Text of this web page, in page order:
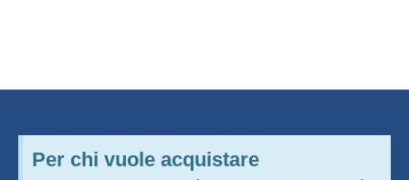
Per chi vuole acquistare